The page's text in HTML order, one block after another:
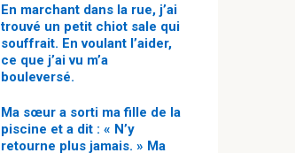
En marchant dans la rue, j’ai
trouvé un petit chiot sale qui
souffrait. En voulant l’aider,
ce que j’ai vu m’a
bouleversé.
Ma sœur a sorti ma fille de la
piscine et a dit : « N’y
retourne plus jamais. » Ma